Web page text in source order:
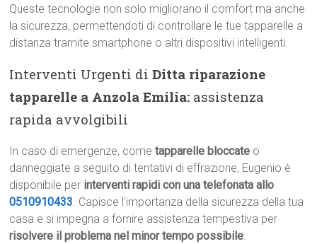
Queste tecnologie non solo migliorano il comfort ma anche
la sicurezza, permettendoti di controllare le tue tapparelle a
distanza tramite smartphone o altri dispositivi intelligenti.
Interventi Urgenti diDitta riparazione
tapparelle a Anzola Emilia: assistenza
rapida avvolgibili
In caso di emergenze, cometapparelle bloccate o
danneggiate a seguito di tentativi di effrazione, Eugenio è
disponibile per interventi rapidi con una telefonata allo
0510910433. Capisce l’importanza della sicurezza della tua
casa e si impegna a fornire assistenza tempestiva per
risolvere il problema nel minor tempo possibile.